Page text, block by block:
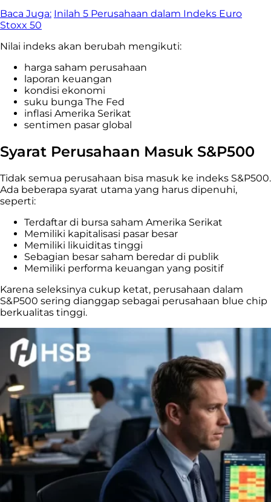
Baca Juga: Inilah 5 Perusahaan dalam Indeks Euro
Stoxx 50
Nilai indeks akan berubah mengikuti:
harga saham perusahaan
laporan keuangan
kondisi ekonomi
suku bunga The Fed
inflasi Amerika Serikat
sentimen pasar global
Syarat Perusahaan Masuk S&P500
Tidak semua perusahaan bisa masuk ke indeks S&P500.
Ada beberapa syarat utama yang harus dipenuhi,
seperti:
Terdaftar di bursa saham Amerika Serikat
Memiliki kapitalisasi pasar besar
Memiliki likuiditas tinggi
Sebagian besar saham beredar di publik
Memiliki performa keuangan yang positif
Karena seleksinya cukup ketat, perusahaan dalam
S&P500 sering dianggap sebagai perusahaan blue chip
berkualitas tinggi.